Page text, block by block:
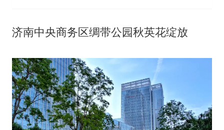
济南中央商务区绸带公园秋英花绽放